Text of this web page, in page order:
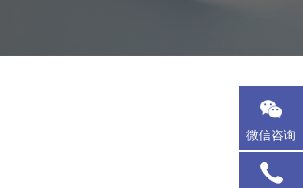
微信咨询